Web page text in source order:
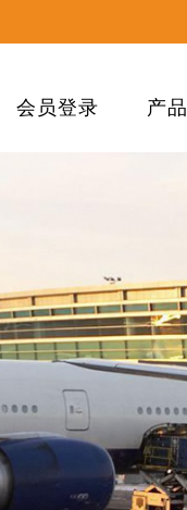
会员登录 产